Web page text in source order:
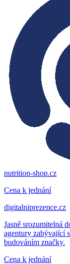
nutrition-shop.cz
Cena k jednání
digitalniprezence.cz
Jasně srozumitelná
agentury zabývající
budováním značky.
Cena k jednání